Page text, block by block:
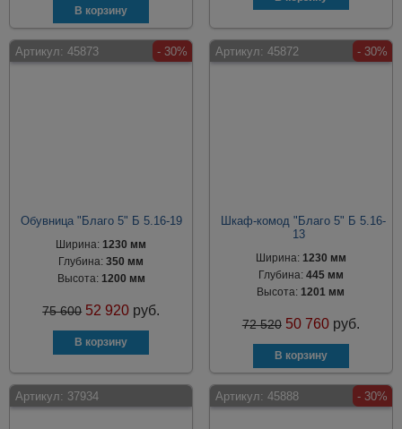
Артикул: 45873 - 30%
Обувница "Благо 5" Б 5.16-19
Ширина:1230 мм
Глубина:350 мм
Высота: 1200 мм
75 600 52 920 руб.
Артикул: 45872 - 30%
Шкаф-комод "Благо 5" Б 5.16-
13
Ширина: 1230 мм
Глубина: 445 мм
Высота:1201 мм
72 520 50 760 руб.
Артикул: 37934 Артикул: 45888 - 30%